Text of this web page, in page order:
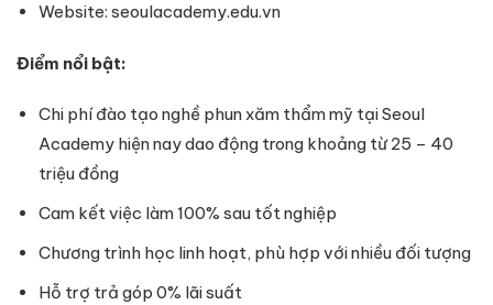
Website: seoulacademy.edu.vn
Điểm nổi bật:
Chi phí đào tạo nghề phun xăm thẩm mỹ tại Seoul
Academy hiện nay dao động trong khoảng từ 25 – 40
triệu đồng
Cam kết việc làm 100% sau tốt nghiệp
Chương trình học linh hoạt, phù hợp với nhiều đối tượng
Hỗ trợ trả góp 0% lãi suất